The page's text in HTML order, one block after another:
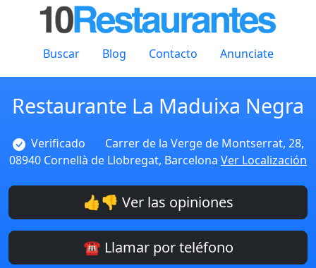
Buscar Blog Contacto Anunciate
Restaurante La Maduixa Negra
Verificado
Carrer de la Verge de Montserrat, 28,
08940 Cornellà de Llobregat, Barcelona Ver Localización
👍👎 Ver las opiniones
☎️ Llamar por teléfono